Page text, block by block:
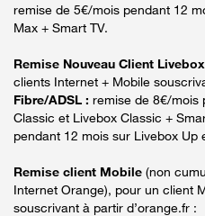
remise de 5€/mois pendant 12
Max + Smart TV.
Remise Nouveau Client
clients Internet + Mobile
Fibre/ADSL : remise de 8€/mois
Classic et Livebox Classic +
pendant 12 mois sur Livebox Up
Remise client Mobile (non
Internet Orange), pour un client
souscrivant à partir d’orange.fr :